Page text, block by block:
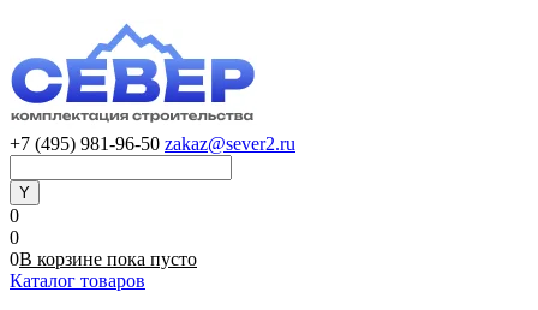
+7 (495) 981-96-50 zakaz@sever2.ru
0
0
0В корзине пока пусто
Каталог товаров